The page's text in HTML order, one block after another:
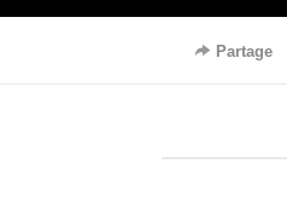
Partage